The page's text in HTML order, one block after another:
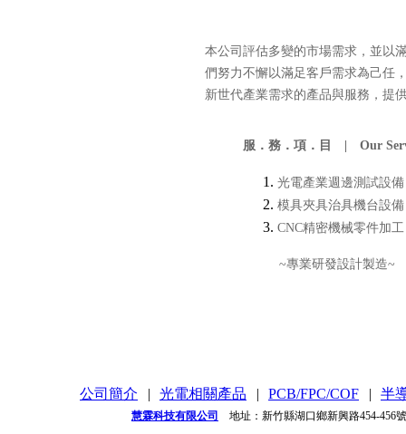
本公司評估多變的市場需求，並以
們努力不懈以滿足客戶需求為己任
新世代產業需求的產品與服務，提
服．務．項．目 | Our
光電產業週邊測試設備
模具夾具治具機台設備
CNC精密機械零件加工
~專業研發設計製造~
公司簡介 | 光電相關產品 | PCB/FPC/COF | 半
慧霖科技有限公司 地址：新竹縣湖口鄉新興路454-456